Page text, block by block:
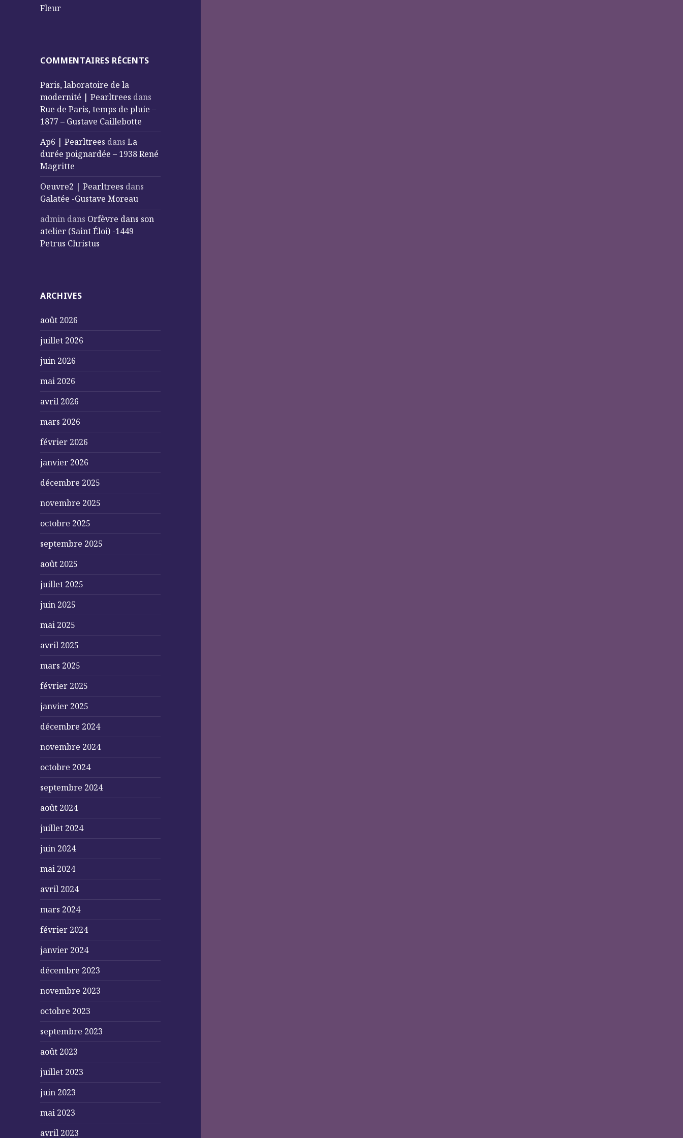
Fleur
COMMENTAIRES RÉCENTS
Paris, laboratoire de la
modernité | Pearltrees dans
Rue de Paris, temps de pluie –
1877 – Gustave Caillebotte
Ap6 | Pearltrees dansLa
durée poignardée – 1938 René
Magritte
Oeuvre2 | Pearltrees dans
Galatée -Gustave Moreau
admin dans Orfèvre dans son
atelier (Saint Éloi) -1449
Petrus Christus
ARCHIVES
août 2026
juillet 2026
juin 2026
mai 2026
avril 2026
mars 2026
février 2026
janvier 2026
décembre 2025
novembre 2025
octobre 2025
septembre 2025
août 2025
juillet 2025
juin 2025
mai 2025
avril 2025
mars 2025
février 2025
janvier 2025
décembre 2024
novembre 2024
octobre 2024
septembre 2024
août 2024
juillet 2024
juin 2024
mai 2024
avril 2024
mars 2024
février 2024
janvier 2024
décembre 2023
novembre 2023
octobre 2023
septembre 2023
août 2023
juillet 2023
juin 2023
mai 2023
avril 2023